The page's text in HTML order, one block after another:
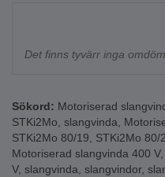
Det finns tyvärr inga
Sökord: Motoriserad
STKi2Mo, slangvinda,
STKi2Mo 80/19, STKi2Mo 80/
Motoriserad slangvinda 400 V,
V, slangvinda, slangvindor,